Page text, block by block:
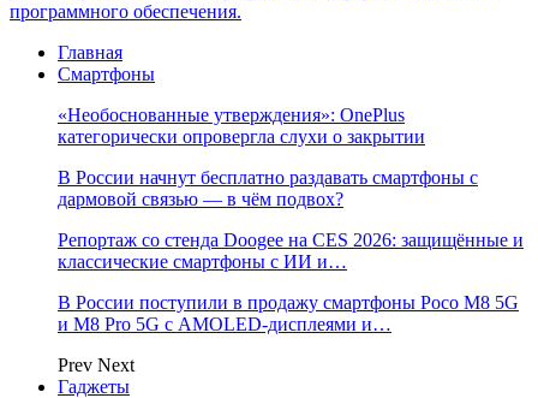
программного обеспечения.
Главная
Смартфоны
«Необоснованные утверждения»: OnePlus
категорически опровергла слухи о закрытии
В России начнут бесплатно раздавать смартфоны с
дармовой связью — в чём подвох?
Репортаж со стенда Doogee на CES 2026: защищённые и
классические смартфоны с ИИ и…
В России поступили в продажу смартфоны Poco M8 5G
и M8 Pro 5G с AMOLED-дисплеями и…
Prev Next
Гаджеты